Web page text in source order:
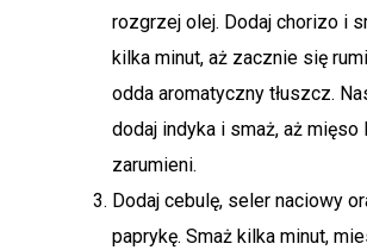
rozgrzej olej. Dodaj chorizo i
kilka minut, aż zacznie się
odda aromatyczny tłuszcz.
dodaj indyka i smaż, aż mięso
zarumieni.
Dodaj cebulę, seler naciowy
paprykę. Smaż kilka minut,